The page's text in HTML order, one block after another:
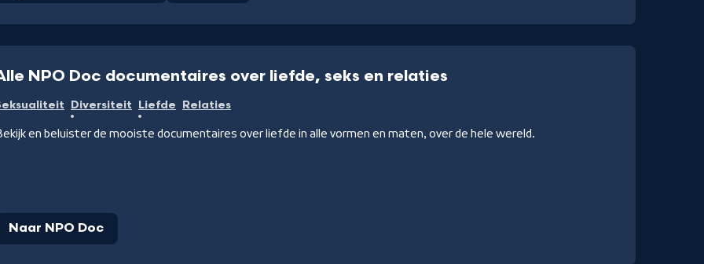
NPO Doc documentaires over liefde, seks en relaties
Diversiteit Liefde Relaties
en beluister de mooiste documentaires over liefde in alle vormen en maten, over de hele wereld.
Naar NPO Doc